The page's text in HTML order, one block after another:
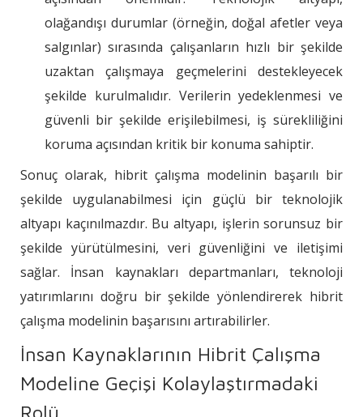
olağandışı durumlar (örneğin, doğal afetler veya
salgınlar) sırasında çalışanların hızlı bir şekilde
uzaktan çalışmaya geçmelerini destekleyecek
şekilde kurulmalıdır. Verilerin yedeklenmesi ve
güvenli bir şekilde erişilebilmesi, iş sürekliliğini
koruma açısından kritik bir konuma sahiptir.
Sonuç olarak, hibrit çalışma modelinin başarılı bir
şekilde uygulanabilmesi için güçlü bir teknolojik
altyapı kaçınılmazdır. Bu altyapı, işlerin sorunsuz bir
şekilde yürütülmesini, veri güvenliğini ve iletişimi
sağlar. İnsan kaynakları departmanları, teknoloji
yatırımlarını doğru bir şekilde yönlendirerek hibrit
çalışma modelinin başarısını artırabilirler.
İnsan Kaynaklarının Hibrit Çalışma
Modeline Geçişi Kolaylaştırmadaki